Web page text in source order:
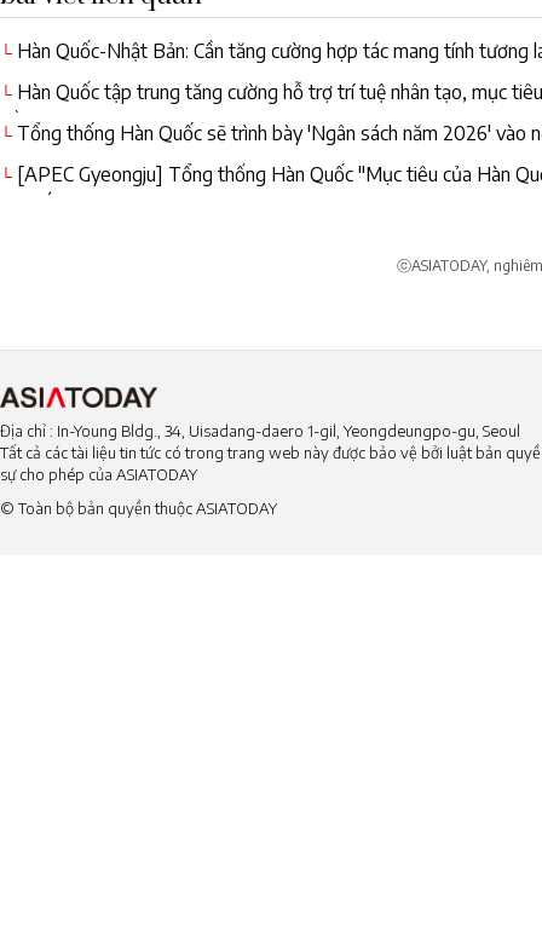
└ Hàn Quốc-Nhật Bản: Cần tăng cường hợp tác mang tính tương
└ Hàn Quốc tập trung tăng cường hỗ trợ trí tuệ nhân tạo, mục
về AI
└ Tổng thống Hàn Quốc sẽ trình bày 'Ngân sách năm 2026' vào
└ [APEC Gyeongju] Tổng thống Hàn Quốc "Mục tiêu của Hàn
ⓒASIATODAY,
Địa chỉ : In-Young Bldg., 34, Uisadang-daero 1-gil, Yeongdeungpo-gu, Seoul
Tất cả các tài liệu tin tức có trong trang web này được bảo vệ bởi luật bản
sự cho phép của ASIATODAY
© Toàn bộ bản quyền thuộc ASIATODAY